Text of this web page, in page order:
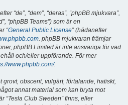
“de”, “dem”, “deras”, “phpBB mjukvara”,
“phpBB Teams”) som är en
“General Public License” (hädanefter
. phpBB mjukvaran främjar
phpBB Limited är inte ansvariga för vad
och/eller uppförande. För mer
www.phpbb.com/.
obscent, vulgärt, förtalande, hatiskt,
annat material som kan bryta mot
“Tesla Club Sweden” finns, eller